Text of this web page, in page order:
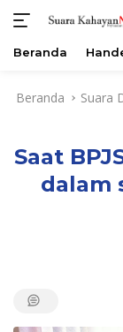
Beranda
Beranda Suara
Saat
dalam